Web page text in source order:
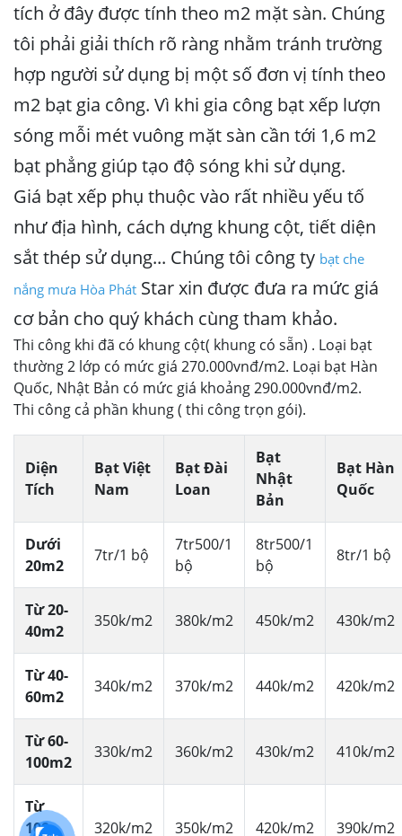
tích ở đây được tính theo m2 mặt sàn. Chúng
tôi phải giải thích rõ ràng nhằm tránh trường
hợp người sử dụng bị một số đơn vị tính theo
m2 bạt gia công. Vì khi gia công bạt xếp lượn
sóng mỗi mét vuông mặt sàn cần tới 1,6 m2
bạt phẳng giúp tạo độ sóng khi sử dụng.
Giá bạt xếp phụ thuộc vào rất nhiều yếu tố
như địa hình, cách dựng khung cột, tiết diện
sắt thép sử dụng... Chúng tôi công ty bạt che
nắng mưa Hòa Phát Star xin được đưa ra mức giá
cơ bản cho quý khách cùng tham khảo.
Thi công khi đã có khung cột( khung có sẵn) . Loại bạt
thường 2 lớp có mức giá 270.000vnđ/m2. Loại bạt Hàn
Quốc, Nhật Bản có mức giá khoảng 290.000vnđ/m2.
Thi công cả phần khung ( thi công trọn gói).
Diện
Tích
Bạt Việt
Nam
Bạt Đài
Loan
Bạt
Nhật
Bản
Bạt Hàn
Quốc
Dưới
20m2
7tr/1 bộ
7tr500/1
bộ
8tr500/1
bộ
8tr/1 bộ
Từ 20-
40m2
350k/m2 380k/m2 450k/m2 430k/m2
Từ 40-
60m2
340k/m2 370k/m2 440k/m2 420k/m2
Từ 60-
100m2
330k/m2 360k/m2 430k/m2 410k/m2
Từ
100-
320k/m2 350k/m2 420k/m2 390k/m2